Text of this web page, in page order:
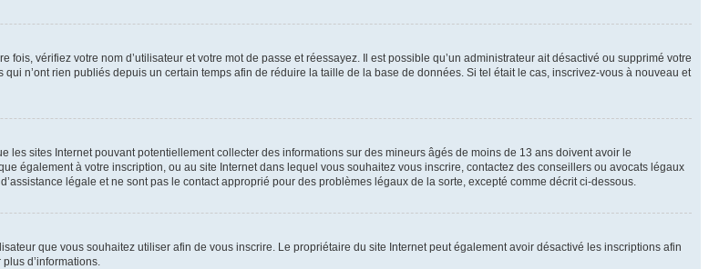
vérifiez votre nom d’utilisateur et votre mot de passe et réessayez. Il est possible qu’un administrateur ait désactivé ou supprimé votre
n’ont rien publiés depuis un certain temps afin de réduire la taille de la base de données. Si tel était le cas, inscrivez-vous à nouveau et
les sites Internet pouvant potentiellement collecter des informations sur des mineurs âgés de moins de 13 ans doivent avoir le
également à votre inscription, ou au site Internet dans lequel vous souhaitez vous inscrire, contactez des conseillers ou avocats légaux
légale et ne sont pas le contact approprié pour des problèmes légaux de la sorte, excepté comme décrit ci-dessous.
que vous souhaitez utiliser afin de vous inscrire. Le propriétaire du site Internet peut également avoir désactivé les inscriptions afin
d’informations.